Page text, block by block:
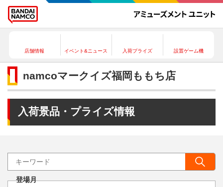
店舗情報 イベント&ニュース 入荷プライズ 設置ゲーム機
namcoマークイズ福岡ももち店
入荷景品・プライズ情報
登場月